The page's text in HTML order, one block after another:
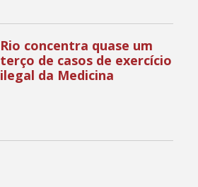
Rio concentra quase um
terço de casos de exercício
ilegal da Medicina